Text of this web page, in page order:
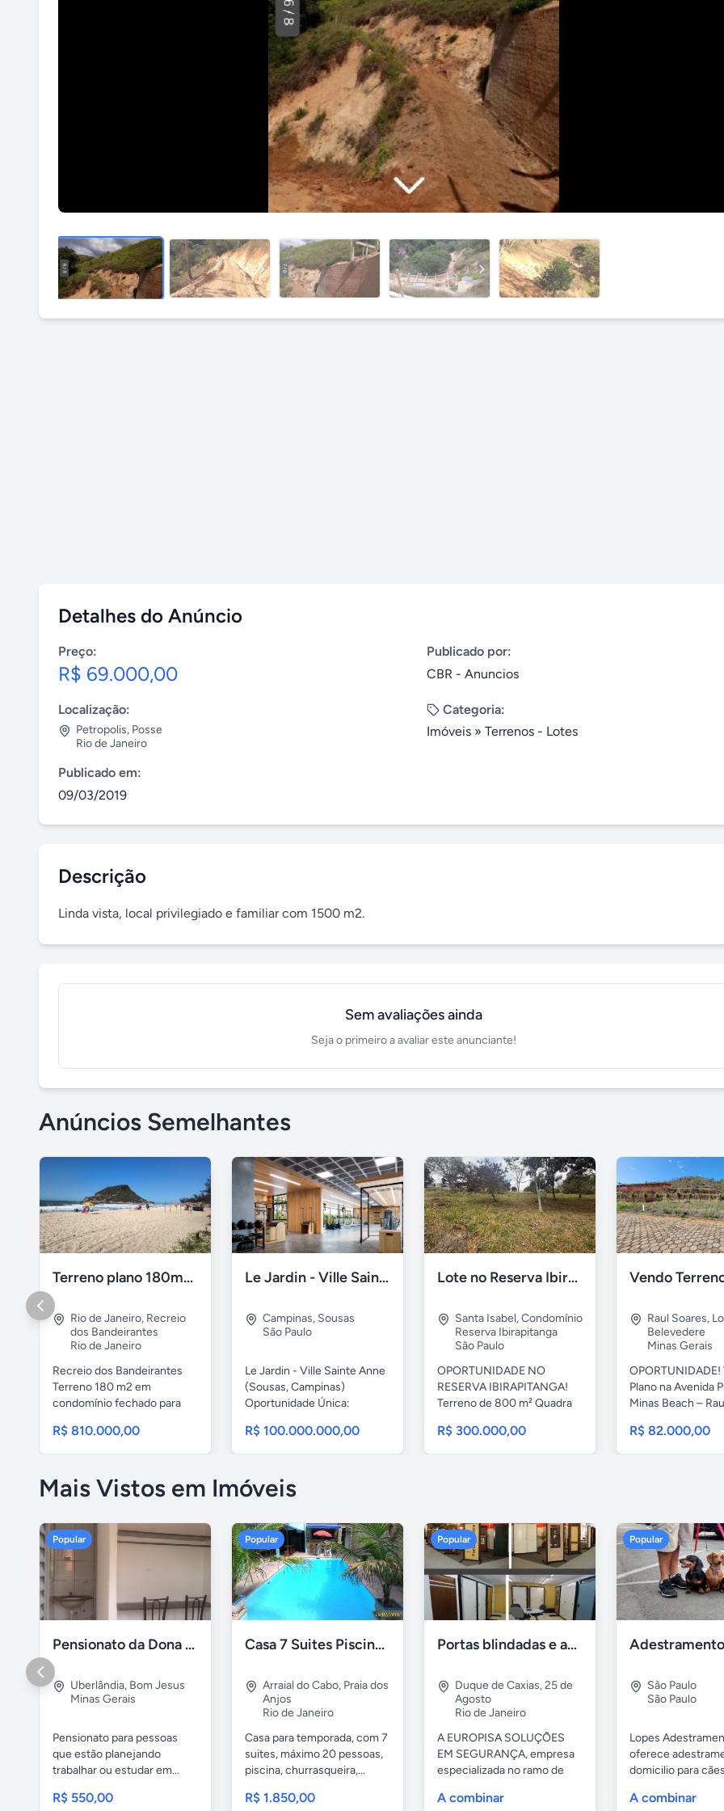
Detalhes do Anúncio
Preço:
R$ 69.000,00
Publicado por:
CBR - Anuncios
Localização:
Petropolis, Posse
Rio de Janeiro
Categoria:
Imóveis » Terrenos - Lotes
Publicado em:
09/03/2019
Descrição
Linda vista, local privilegiado e familiar com 1500 m2.
Sem avaliações ainda
Seja o primeiro a avaliar este anunciante!
Anúncios Semelhantes
Terreno plano 180m2 Recreio dos Bandeirantes
Rio de Janeiro, Recreio
dos Bandeirantes
Rio de Janeiro
Recreio dos Bandeirantes
Terreno 180 m2 em
condomínio fechado para
R$ 810.000,00
Le Jardin - Ville Sainte Anne - Sousas, Campinas
Campinas, Sousas
São Paulo
Le Jardin - Ville Sainte Anne
(Sousas, Campinas)
Oportunidade Única:
R$ 100.000.000,00
Lote no Reserva Ibirapitanga de 800m²
Santa Isabel,Condomínio
Reserva Ibirapitanga
São Paulo
OPORTUNIDADE NO
RESERVA IBIRAPITANGA!
Terreno de 800 m² Quadra
R$ 300.000,00
Raul Soares,
Belevedere
Minas Gerais
Plano na Avenida
Minas Beach –
R$ 82.000,00
Mais Vistos em Imóveis
Popular
Pensionato da Dona Maria - Uberlândia/MG
Uberlândia, Bom Jesus
Minas Gerais
Pensionato para pessoas
que estão planejando
trabalhar ou estudar em...
R$ 550,00
Popular
Casa 7 Suites Piscina - Praia dos Anjos
Arraial do Cabo, Praia dos
Anjos
Rio de Janeiro
Casa para temporada, com 7
suites, máximo 20 pessoas,
piscina, churrasqueira,...
R$ 1.850,00
Popular
Portas blindadas e anti-arrombamento Europisa
Duque de Caxias,25 de
Agosto
Rio de Janeiro
A EUROPISA SOLUÇÕES
EM SEGURANÇA, empresa
especializada no ramo de
A combinar
Popular
São Paulo
São Paulo
Lopes
oferece
domicilio para
A combinar